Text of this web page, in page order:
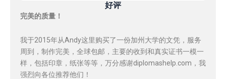
好评
完美的质量！
我于2015年从Andy这里购买了一份加州大学的文凭，服务
周到，制作完美，全球包邮，主要的收到和真实证书一模一
样，包括印章，纸张等等，万分感谢diplomashelp.com，我
强烈向各位推荐他们！